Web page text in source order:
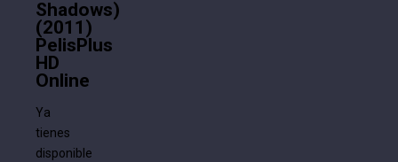
Shadows)
(2011)
PelisPlus
HD
Online
Ya
tienes
disponible